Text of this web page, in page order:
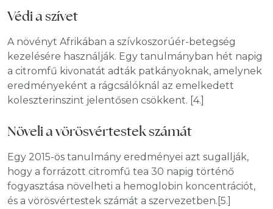
Védi a szívet
A növényt Afrikában a szívkoszorúér-betegség
kezelésére használják. Egy tanulmányban hét napig
a citromfű kivonatát adták patkányoknak, amelynek
eredményeként a rágcsálóknál az emelkedett
koleszterinszint jelentősen csökkent. [4.]
Növeli a vörösvértestek számát
Egy 2015-ös tanulmány eredményei azt sugallják,
hogy a forrázott citromfű tea 30 napig történő
fogyasztása növelheti a hemoglobin koncentrációt,
és a vörösvértestek számát a szervezetben.[5.]